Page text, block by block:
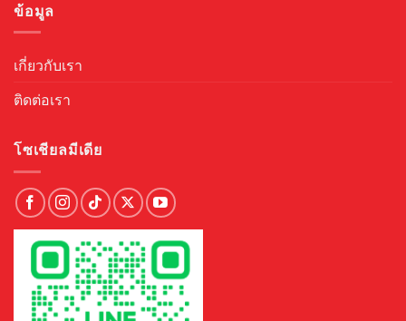
ข้อมูล
เกี่ยวกับเรา
ติดต่อเรา
โซเชียลมีเดีย